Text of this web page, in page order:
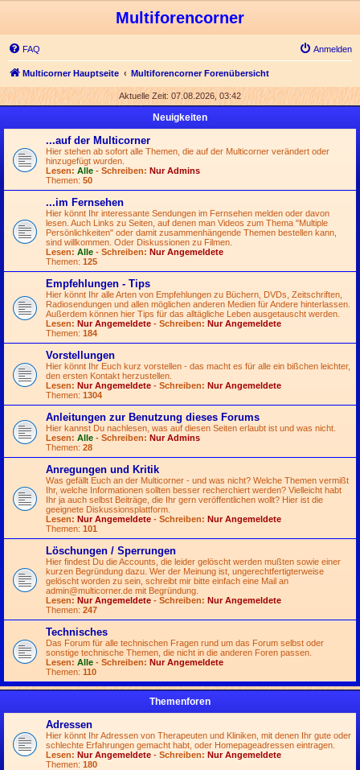
Multiforencorner
FAQ Anmelden
Multicorner Hauptseite Multiforencorner Forenübersicht
Aktuelle Zeit: 07.08.2026, 03:42
Neuigkeiten
...auf der Multicorner
Hier stehen ab sofort alle Themen, die auf der Multicorner verändert oder
hinzugefügt wurden.
Lesen: Alle - Schreiben: Nur Admins
Themen: 50
...im Fernsehen
Hier könnt Ihr interessante Sendungen im Fernsehen melden oder davon
lesen. Auch Links zu Seiten, auf denen man Videos zum Thema "Multiple
Persönlichkeiten" oder damit zusammenhängende Themen bestellen kann,
sind willkommen. Oder Diskussionen zu Filmen.
Lesen: Alle - Schreiben: Nur Angemeldete
Themen: 125
Empfehlungen - Tips
Hier könnt Ihr alle Arten von Empfehlungen zu Büchern, DVDs, Zeitschriften,
Radiosendungen und allen möglichen anderen Medien für Andere hinterlassen.
Außerdem können hier Tips für das alltägliche Leben ausgetauscht werden.
Lesen: Nur Angemeldete - Schreiben: Nur Angemeldete
Themen: 184
Vorstellungen
Hier könnt Ihr Euch kurz vorstellen - das macht es für alle ein bißchen leichter,
den ersten Kontakt herzustellen.
Lesen: Nur Angemeldete - Schreiben: Nur Angemeldete
Themen: 1304
Anleitungen zur Benutzung dieses Forums
Hier kannst Du nachlesen, was auf diesen Seiten erlaubt ist und was nicht.
Lesen: Alle - Schreiben: Nur Admins
Themen: 28
Anregungen und Kritik
Was gefällt Euch an der Multicorner - und was nicht? Welche Themen vermißt
Ihr, welche Informationen sollten besser recherchiert werden? Vielleicht habt
Ihr ja auch selbst Beiträge, die Ihr gern veröffentlichen wollt? Hier ist die
geeignete Diskussionsplattform.
Lesen: Nur Angemeldete - Schreiben: Nur Angemeldete
Themen: 101
Löschungen / Sperrungen
Hier findest Du die Accounts, die leider gelöscht werden mußten sowie einer
kurzen Begründung dazu. Wer der Meinung ist, ungerechtfertigterweise
gelöscht worden zu sein, schreibt mir bitte einfach eine Mail an
admin@multicorner.de mit Begründung.
Lesen: Nur Angemeldete - Schreiben: Nur Angemeldete
Themen: 247
Technisches
Das Forum für alle technischen Fragen rund um das Forum selbst oder
sonstige technische Themen, die nicht in die anderen Foren passen.
Lesen: Alle - Schreiben: Nur Angemeldete
Themen: 110
Themenforen
Adressen
Hier könnt Ihr Adressen von Therapeuten und Kliniken, mit denen Ihr gute oder
schlechte Erfahrungen gemacht habt, oder Homepageadressen eintragen.
Lesen: Nur Angemeldete - Schreiben: Nur Angemeldete
Themen: 180